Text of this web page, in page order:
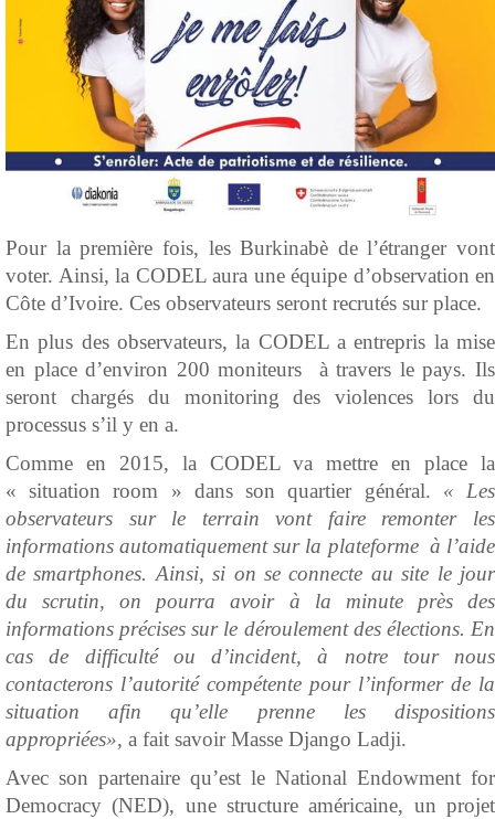
Pour la première fois, les Burkinabè de l’étranger vont
voter. Ainsi, la CODEL aura une équipe d’observation en
Côte d’Ivoire. Ces observateurs seront recrutés sur place.
En plus des observateurs, la CODEL a entrepris la mise
en place d’environ 200 moniteurs à travers le pays. Ils
seront chargés du monitoring des violences lors du
processus s’il y en a.
Comme en 2015, la CODEL va mettre en place la
« situation room » dans son quartier général. « Les
observateurs sur le terrain vont faire remonter les
informations automatiquement sur la plateforme à l’aide
de smartphones. Ainsi, si on se connecte au site le jour
du scrutin, on pourra avoir à la minute près des
informations précises sur le déroulement des élections. En
cas de difficulté ou d’incident, à notre tour nous
contacterons l’autorité compétente pour l’informer de la
situation afin qu’elle prenne les dispositions
appropriées», a fait savoir Masse Django Ladji.
Avec son partenaire qu’est le National Endowment for
Democracy (NED), une structure américaine, un projet